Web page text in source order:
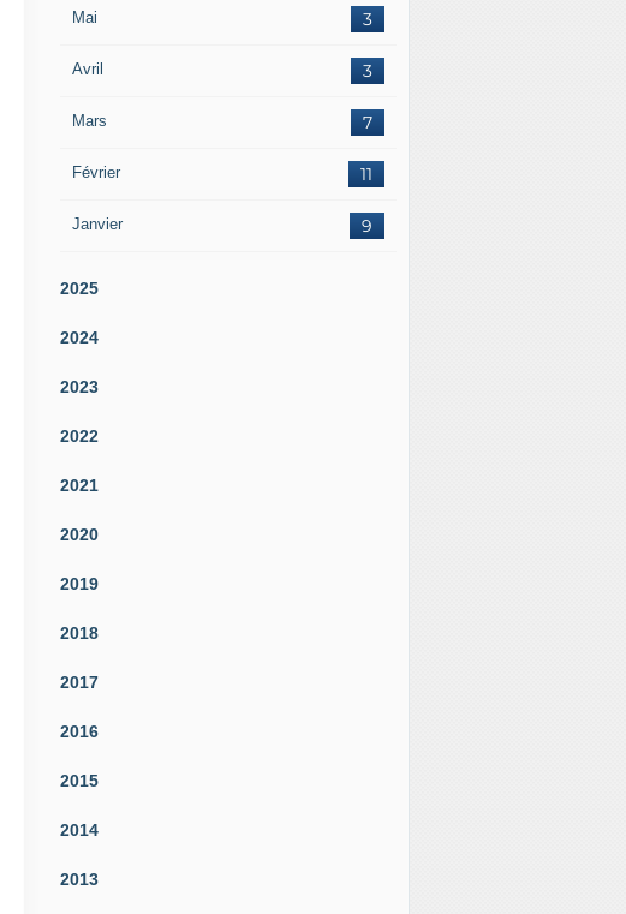
Mai 3
Avril 3
Mars 7
Février 11
Janvier 9
2025
2024
2023
2022
2021
2020
2019
2018
2017
2016
2015
2014
2013